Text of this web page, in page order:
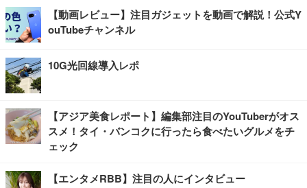
【動画レビュー】注目ガジェットを動画で解説！公式Y
ouTubeチャンネル
10G光回線導入レポ
【アジア美食レポート】編集部注目のYouTuberがオス
スメ！タイ・バンコクに行ったら食べたいグルメをチ
ェック
【エンタメRBB】注目の人にインタビュー